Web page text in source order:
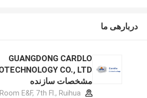
دربارهی ما
GUANGDONG CARDLO
مشخصات سازنده
Room E&F, 7th Fl., Ruihua